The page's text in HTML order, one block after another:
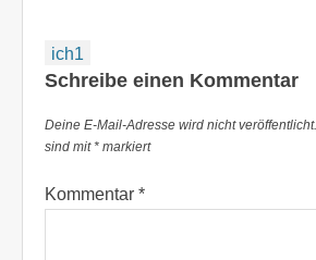
Beitragsnavigation
ich1
Schreibe einen Kommentar
Deine E-Mail-Adresse wird nicht veröffentlicht.
sind mit* markiert
Kommentar *